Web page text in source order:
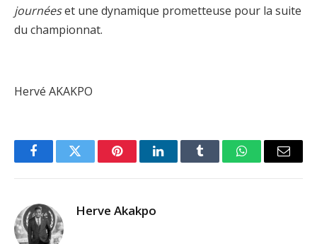
journéeset une dynamique prometteuse pour la suite
du championnat.
Hervé AKAKPO
FacebookTwitter PinterestLinkedInTumblr WhatsAppEmail
Herve Akakpo